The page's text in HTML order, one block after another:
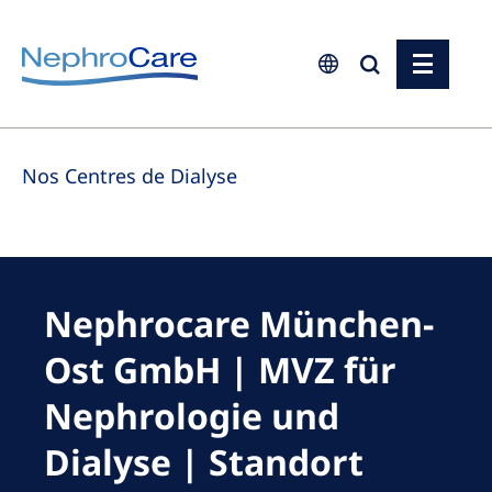
Europe
Czech Republic
Germany
Italy
Netherlands
Poland
Portugal
Nos Centres de Dialyse
Nephrocare München-
Ost GmbH | MVZ für
Nephrologie und
Dialyse | Standort